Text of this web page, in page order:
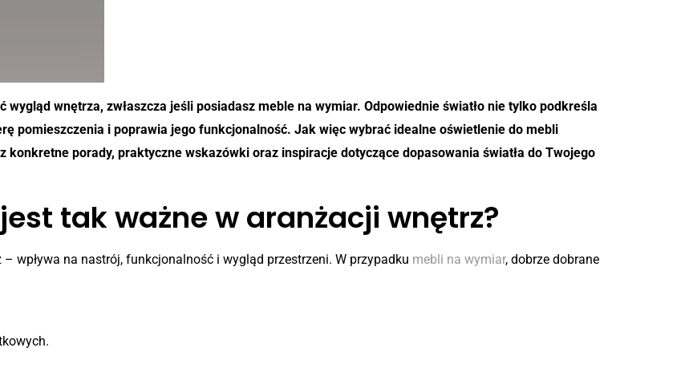
wnętrza, zwłaszcza jeśli posiadasz meble na wymiar. Odpowiednie światło nie tylko podkreśla
pomieszczenia i poprawia jego funkcjonalność. Jak więc wybrać idealne oświetlenie do mebli
porady, praktyczne wskazówki oraz inspiracje dotyczące dopasowania światła do Twojego
tak ważne w aranżacji wnętrz?
wpływa na nastrój, funkcjonalność i wygląd przestrzeni. W przypadku mebli na wymiar, dobrze dobrane